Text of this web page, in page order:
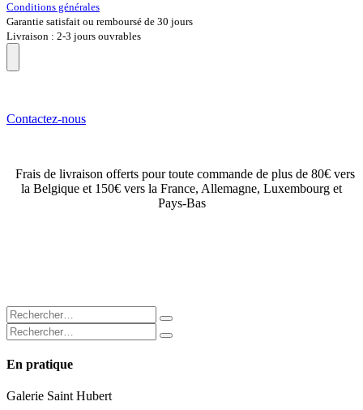
Conditions générales
Garantie satisfait ou remboursé de 30 jours
Livraison : 2-3 jours ouvrables
Contactez-nous
Frais de livraison offerts pour toute commande de plus de 80€ vers
la Belgique et 150€ vers la France, Allemagne, Luxembourg et
Pays-Bas
En pratique
Galerie Saint Hubert